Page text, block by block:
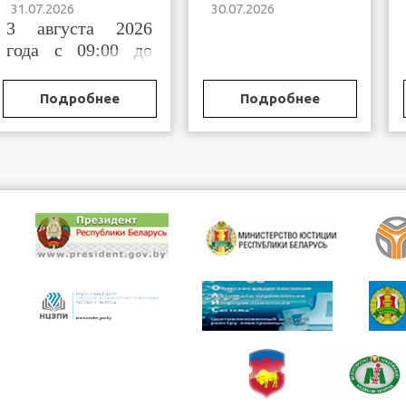
Брестской области
31.07.2026
3 августа 2026
года с 09:00 до
Подробнее
Бреста и
функции по
государственной
регистрации
общественных
профессиональных
сою
30.07.2026
Подробнее